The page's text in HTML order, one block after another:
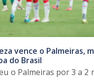
vence o Palmeiras,
do Brasil
o Palmeiras por 3 a 2